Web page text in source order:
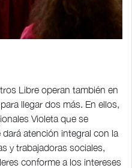
Libre operan también en
llegar dos más. En ellos,
Violeta que se
atención integral con la
y trabajadoras sociales,
conforme a los intereses